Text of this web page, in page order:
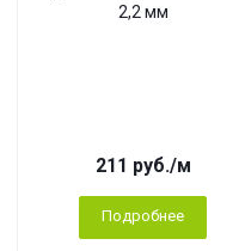
2,2 мм
211 руб./м
Подробнее